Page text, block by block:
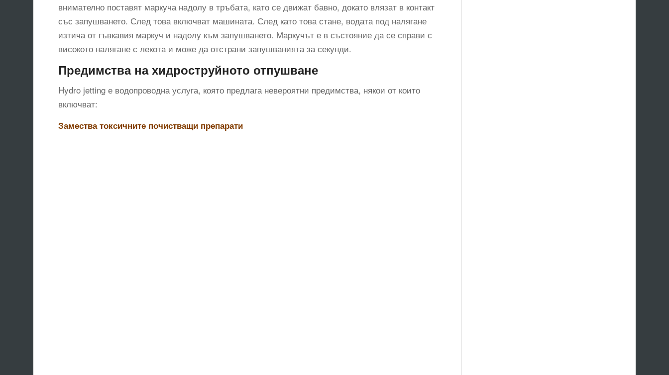
внимателно поставят маркуча надолу в тръбата, като се движат бавно, докато влязат в контакт
със запушването. След това включват машината. След като това стане, водата под налягане
изтича от гъвкавия маркуч и надолу към запушването. Маркучът е в състояние да се справи с
високото налягане с лекота и може да отстрани запушванията за секунди.
Предимства на хидроструйното отпушване
Hydro jetting е водопроводна услуга, която предлага невероятни предимства, някои от които
включват:
Замества токсичните почистващи препарати